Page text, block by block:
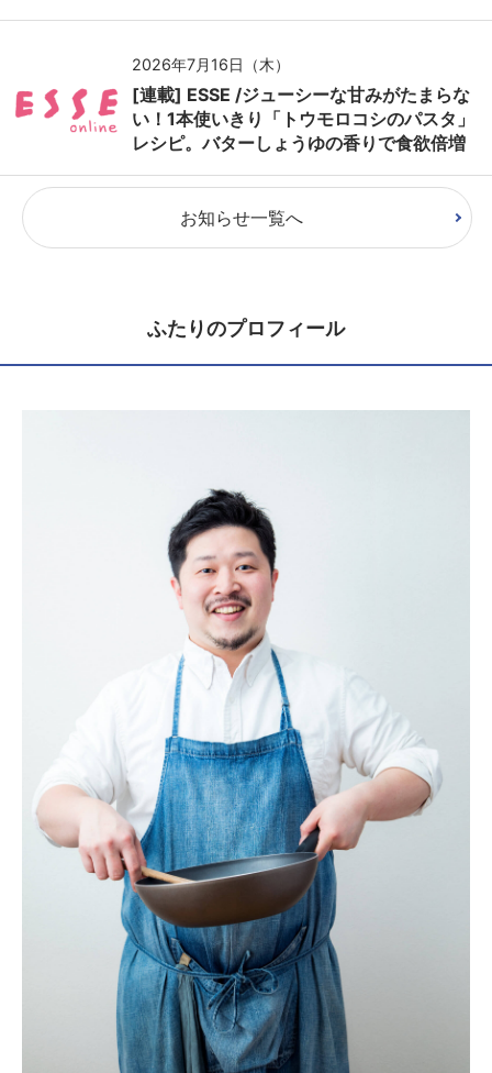
2026年7月16日（木）
[連載] ESSE /ジューシーな甘みがたまらな
い！1本使いきり「トウモロコシのパスタ」
レシピ。バターしょうゆの香りで食欲倍増
お知らせ一覧へ
ふたりのプロフィール